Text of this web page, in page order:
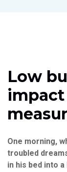
Low
One morning,
troubled
in his bed into